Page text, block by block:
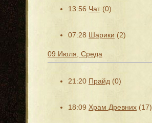
13:56 Чат (0)
07:28 Шарики (2)
09 Июля, Среда
21:20 Прайд (0)
18:09 Храм Древних (17)